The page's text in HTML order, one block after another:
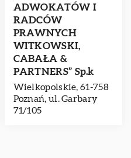
ADWOKATÓW I
RADCÓW
PRAWNYCH
WITKOWSKI,
CABAŁA &
PARTNERS” Sp.k
Wielkopolskie, 61-758
Poznań, ul. Garbary
71/105